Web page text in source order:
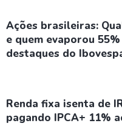
Ações brasileiras:
e quem evaporou
destaques do
Renda fixa isenta de
pagando IPCA+ 11%